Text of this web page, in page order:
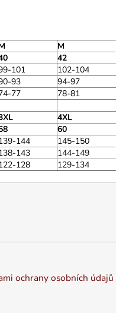
M
42
101 102-104
93 94-97
77 78-81
4XL
60
144 145-150
143 144-149
128 129-134
ochrany osobních údajů